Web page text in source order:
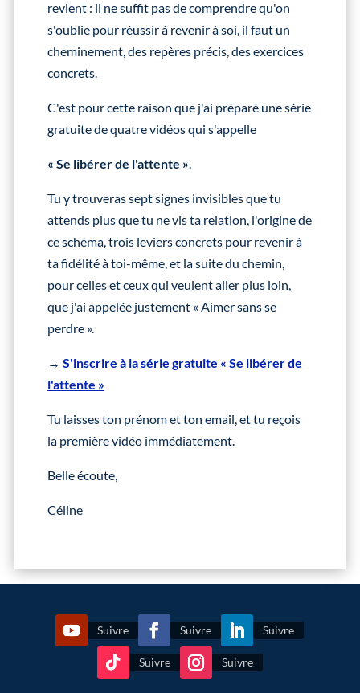
revient : il ne suffit pas de comprendre qu'on
s'oublie pour réussir à revenir à soi, il faut un
cheminement, des repères précis, des exercices
concrets.
C'est pour cette raison que j'ai préparé une série
gratuite de quatre vidéos qui s'appelle
« Se libérer de l'attente ».
Tu y trouveras sept signes invisibles que tu
attends plus que tu ne vis ta relation, l'origine de
ce schéma, trois leviers concrets pour revenir à
ta fidélité à toi-même, et la suite du chemin,
pour celles et ceux qui veulent aller plus loin,
que j'ai appelée justement « Aimer sans se
perdre ».
→S'inscrire à la série gratuite « Se libérer de
l'attente »
Tu laisses ton prénom et ton email, et tu reçois
la première vidéo immédiatement.
Belle écoute,
Céline
Suivre Suivre Suivre
Suivre Suivre